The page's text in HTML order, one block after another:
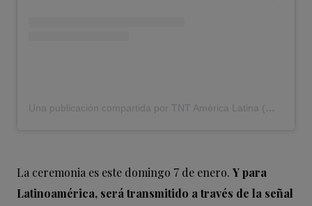
Una publicación compartida por TNT América Latina (@tntlatam)
La ceremonia es este domingo 7 de enero. Y para
Latinoamérica, será transmitido a través de la señal